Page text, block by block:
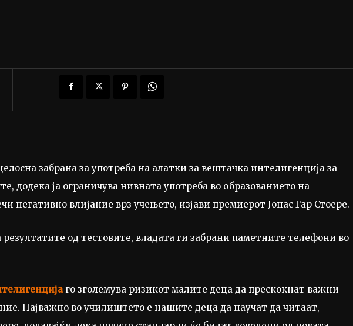
забрана за употреба на алатки за вештачка интелигенција за
додека ја ограничува нивната употреба во образованието на
негативно влијание врз учењето, изјави премиерот Јонас Гар Стоере.
резултатите од тестовите, владата ги забрани паметните телефони во
го зголемува ризикот малите деца да прескокнат важни
Најважно во училиштето е нашите деца да научат да читаат,